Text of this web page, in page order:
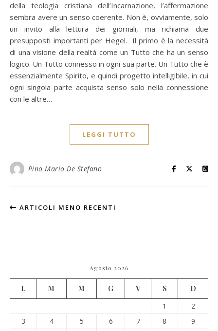
della teologia cristiana dell’Incarnazione, l’affermazione
sembra avere un senso coerente. Non è, ovviamente, solo
un invito alla lettura dei giornali, ma richiama due
presupposti importanti per Hegel. Il primo è la necessità
di una visione della realtà come un Tutto che ha un senso
logico. Un Tutto connesso in ogni sua parte. Un Tutto che è
essenzialmente Spirito, e quindi progetto intelligibile, in cui
ogni singola parte acquista senso solo nella connessione
con le altre…
LEGGI TUTTO
Pino Mario De Stefano
ARTICOLI MENO RECENTI
Agosto 2026
L M M G V S
D
1
2
3
4 5 6 7 8
9